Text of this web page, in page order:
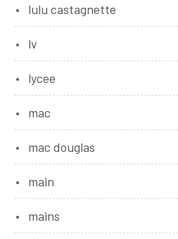
lulu castagnette
lv
lycee
mac
mac douglas
main
mains